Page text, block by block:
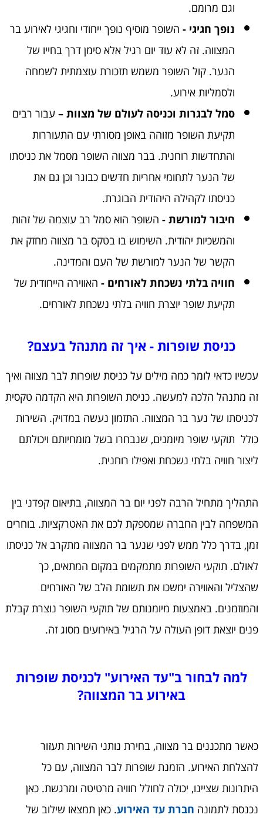
וגם מרומם.
נופך חגיגי - השופר מוסיף נופך ייחודי וחגיגי לאירוע בר
המצווה. זה לא עוד יום רגיל אלא סימן דרך בחייו של
הנער. קול השופר משמש תזכורת עוצמתית לשמחה
ולסמליות אירוע.
סמל לבגרות וכניסה לעולם של מצוות – עבור רבים
תקיעת השופר מזוהה באופן מסורתי עם התעוררות
והתחדשות רוחנית. בבר מצווה השופר מסמל את כניסתו
של הנער לתחומי אחריות חדשים כבוגר וכן גם את
כניסתו לקהילה היהודית הבוגרת.
חיבור למורשת - השופר הוא סמל רב עוצמה של זהות
והמשכיות יהודית. השימוש בו בטקס בר מצווה מחזק את
הקשר של הנער למורשת של העם והמדינה.
חוויה בלתי נשכחת לאורחים - האווירה הייחודית של
תקיעת שופר יוצרת חוויה בלתי נשכחת לאורחים.
כניסת שופרות - איך זה מתנהל בעצם?
עכשיו כדאי לומר כמה מילים על כניסת שופרות לבר מצווה ואיך
זה מתנהל הלכה למעשה. כניסת השופרות היא הקדמה טקסית
לכניסתו של נער בר המצווה. התזמון נעשה במדויק. השירות
כולל תוקעי שופר מיומנים, שנבחרו בשל מומחיותם ויכולתם
ליצור חוויה בלתי נשכחת ואפילו רוחנית.
התהליך מתחיל הרבה לפני יום בר המצווה, בתיאום קפדני בין
המשפחה לבין החברה שמספקת לכם את האטרקציות. בוחרים
זמן, בדרך כלל ממש לפני שנער בר המצווה מתקרב אל כניסתו
לאולם. תוקעי השופרות מתמקמים במקום המתאים, כך
שהצליל והאווירה ימשכו את תשומת הלב של האורחים
והמוזמנים. באמצעות מיומנותם של תוקעי השופר נוצרת קבלת
פנים יוצאת דופן העולה על הרגיל באירועים מסוג זה.
למה לבחור ב"עד האירוע" לכניסת שופרות
באירוע בר המצווה?
כאשר מתכננים בר מצווה, בחירת נותני השירות תעזור
להצלחת האירוע. הזמנת שופרות לבר המצווה, עם כל
היתרונות שציינו, יכולה לחולל חוויה מרטיטה ומרגשת. כאן
נכנסת לתמונה חברת עד האירוע. כאן תמצאו שילוב של